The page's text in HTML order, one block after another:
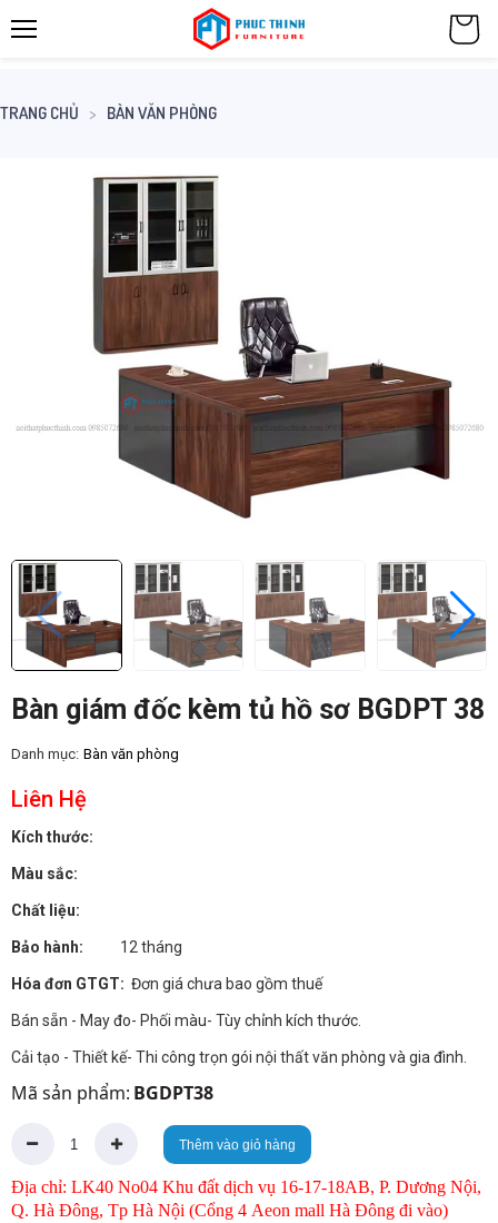
TRANG CHỦ BÀN VĂN PHÒNG
Bàn giám đốc kèm tủ hồ sơ BGDPT 38
Danh mục: Bàn văn phòng
Liên Hệ
Kích thước:
Màu sắc:
Chất liệu:
Bảo hành: 12 tháng
Hóa đơn GTGT: Đơn giá chưa bao gồm thuế
Bán sẵn - May đo- Phối màu- Tùy chỉnh kích thước.
Cải tạo - Thiết kế- Thi công trọn gói nội thất văn phòng và gia đình.
Mã sản phẩm: BGDPT38
Thêm vào giỏ hàng
Địa chỉ: LK40 No04 Khu đất dịch vụ 16-17-18AB, P. Dương Nội,
Q. Hà Đông, Tp Hà Nội (Cổng 4 Aeon mall Hà Đông đi vào)